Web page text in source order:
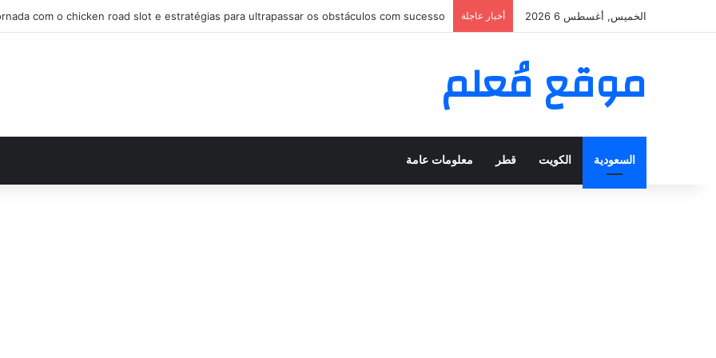
الخميس, أغسطس 6 2026 أخبار عاجلة Audaz estrategia en chicken road casino para desafiar el tráfico y ganar puntos sin fin
موقع مُعلم
السعودية الكويت قطر معلومات عامة